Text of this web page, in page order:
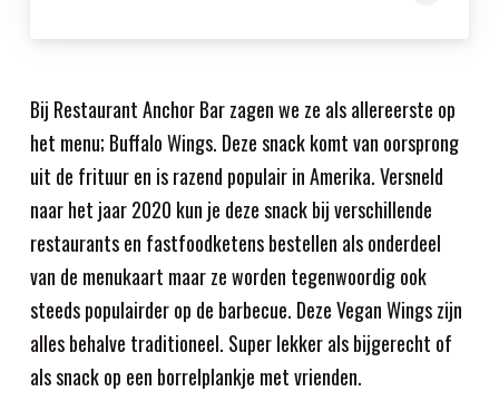
Bij Restaurant Anchor Bar zagen we ze als allereerste op
het menu; Buffalo Wings. Deze snack komt van oorsprong
uit de frituur en is razend populair in Amerika. Versneld
naar het jaar 2020 kun je deze snack bij verschillende
restaurants en fastfoodketens bestellen als onderdeel
van de menukaart maar ze worden tegenwoordig ook
steeds populairder op de barbecue. Deze Vegan Wings zijn
alles behalve traditioneel. Super lekker als bijgerecht of
als snack op een borrelplankje met vrienden.